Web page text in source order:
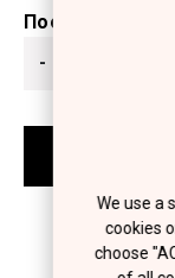
Ποσότητα
-
We use a
cookies
choose